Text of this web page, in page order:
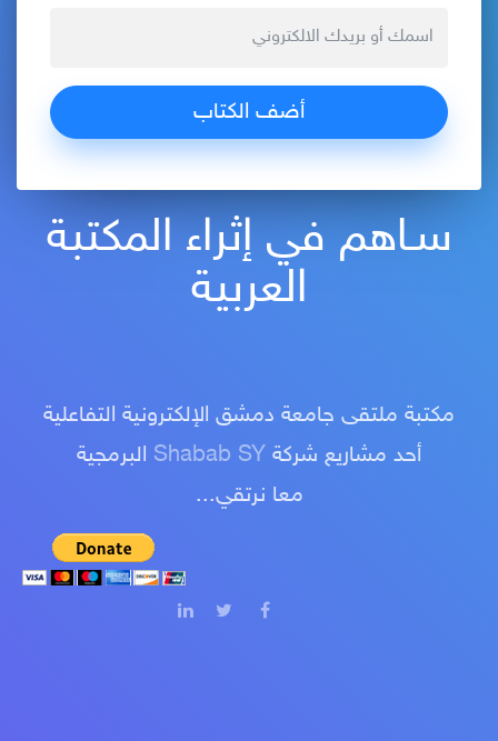
سـاهم في إثراء المكتبة
العربية
مكتبة ملتقى جامعة دمشق الإلكترونية التفاعلية
أحد مشاريع شركة Shabab SY البرمجية
معا نرتقي...